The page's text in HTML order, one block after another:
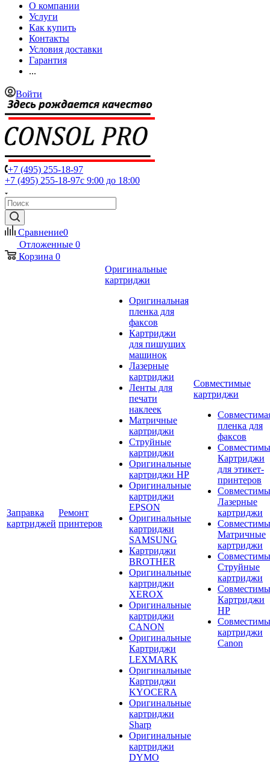
О компании
Услуги
Как купить
Контакты
Условия доставки
Гарантия
...
Войти
+7 (495) 255-18-97
+7 (495) 255-18-97с 9:00 до 18:00
Сравнение0
Отложенные 0
Корзина 0
Заправка
картриджей
Ремонт
принтеров
Оригинальные
картриджи
Оригинальная
пленка для
факсов
Картриджи
для пишущих
машинок
Лазерные
картриджи
Ленты для
печати
наклеек
Матричные
картриджи
Струйные
картриджи
Оригинальные
картриджи HP
Оригинальные
картриджи
EPSON
Оригинальные
картриджи
SAMSUNG
Картриджи
BROTHER
Оригинальные
картриджи
XEROX
Оригинальные
картриджи
CANON
Оригинальные
Картриджи
LEXMARK
Оригинальные
Картриджи
KYOCERA
Оригинальные
картриджи
Sharp
Оригинальные
картриджи
DYMO
Совместимые
картриджи
пленка для
факсов
Картриджи
для этикет-
принтеров
Лазерные
картриджи
Матричные
картриджи
Струйные
картриджи
Картриджи
HP
картриджи
Canon